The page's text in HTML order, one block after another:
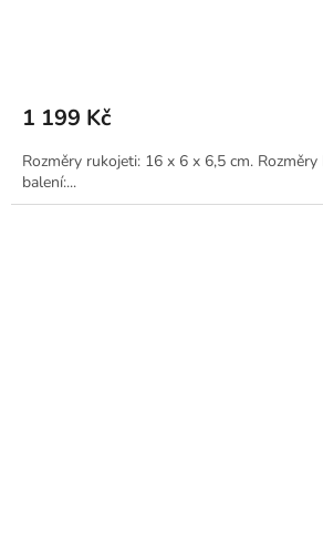
1 199 Kč
Rozměry rukojeti: 16 x 6 x 6,5 cm. Rozměry
balení:...